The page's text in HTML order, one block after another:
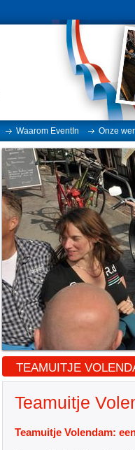
Waarom EventIn Onze
TEAMUITJE
Teamuitje
Teamuitje Volendam: